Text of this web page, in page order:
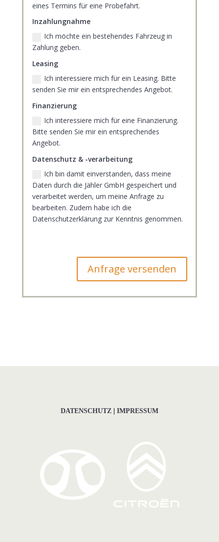
eines Termins für eine Probefahrt.
Inzahlungnahme
Ich möchte ein bestehendes Fahrzeug in
Zahlung geben.
Leasing
Ich interessiere mich für ein Leasing. Bitte
senden Sie mir ein entsprechendes Angebot.
Finanzierung
Ich interessiere mich für eine Finanzierung.
Bitte senden Sie mir ein entsprechendes
Angebot.
Datenschutz & -verarbeitung
Ich bin damit einverstanden, dass meine
Daten durch die Jähler GmbH gespeichert und
verarbeitet werden, um meine Anfrage zu
bearbeiten. Zudem habe ich die
Datenschutzerklärung zur Kenntnis genommen.
Anfrage versenden
DATENSCHUTZ| IMPRESSUM